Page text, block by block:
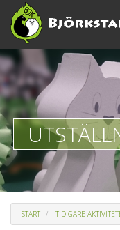
START TIDIGARE